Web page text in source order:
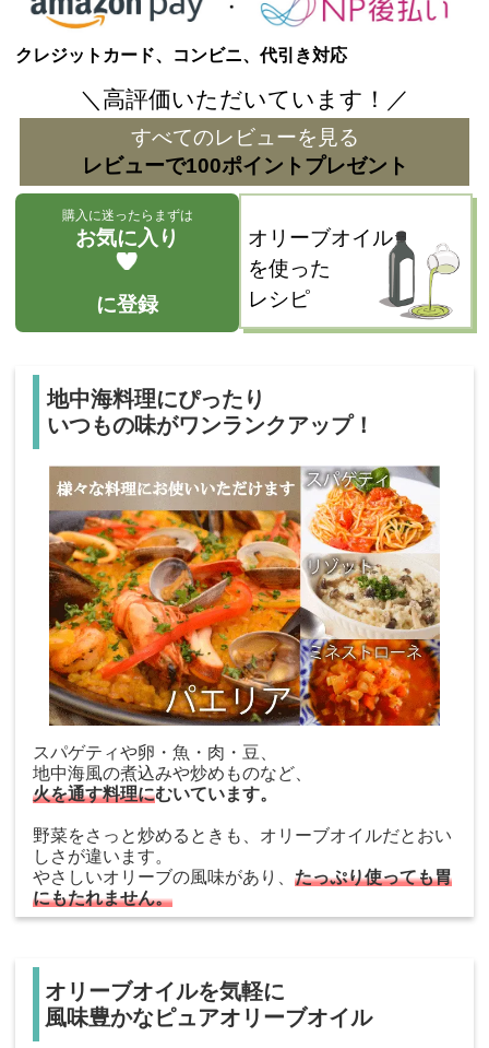
クレジットカード、コンビニ、代引き対応
＼高評価いただいています！／
すべてのレビューを見る
レビューで100ポイントプレゼント
購入に迷ったらまずは
お気に入り
に登録
オリーブオイル
を使った
レシピ
地中海料理にぴったり
いつもの味がワンランクアップ！
スパゲティや卵・魚・肉・豆、
地中海風の煮込みや炒めものなど、
火を通す料理にむいています。
野菜をさっと炒めるときも、オリーブオイルだとおい
しさが違います。
やさしいオリーブの風味があり、 たっぷり使っても胃
にもたれません。
オリーブオイルを気軽に
風味豊かなピュアオリーブオイル